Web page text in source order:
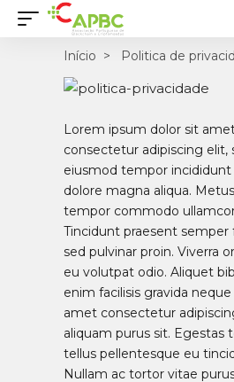
Início Politica de
Lorem ipsum dolor sit
consectetur adipiscing elit,
eiusmod tempor
dolore magna aliqua.
tempor commodo
Tincidunt praesent semper
sed pulvinar proin. Viverra
eu volutpat odio. Aliquet
enim facilisis gravida neque
amet consectetur
aliquam purus sit. Egestas
tellus pellentesque eu
Nullam ac tortor vitae